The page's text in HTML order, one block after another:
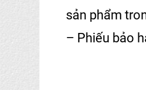
sản phẩm
– Phiếu bảo